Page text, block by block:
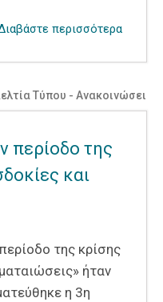
περισσότερα
Τύπου - Ανακοινώσεις
περίοδο της
και
της κρίσης
ήταν
η 3η